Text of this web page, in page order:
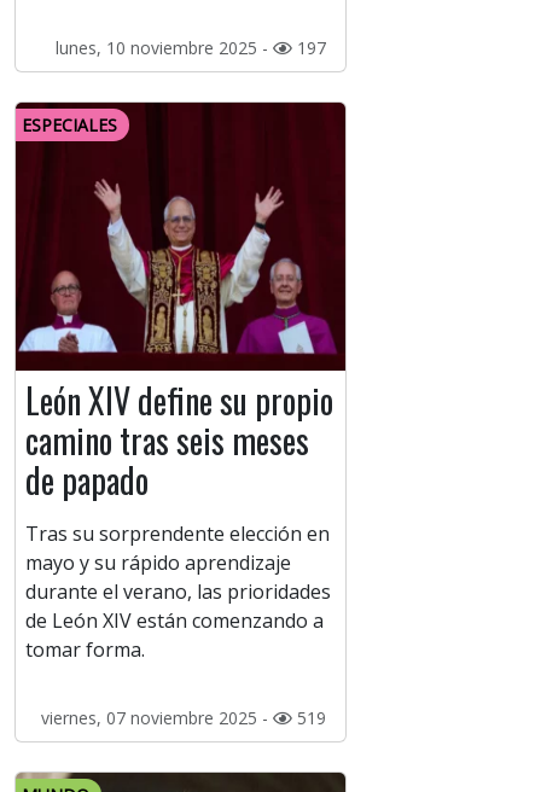
lunes, 10 noviembre 2025 - 197
ESPECIALES
León XIV define su propio
camino tras seis meses
de papado
Tras su sorprendente elección en
mayo y su rápido aprendizaje
durante el verano, las prioridades
de León XIV están comenzando a
tomar forma.
viernes, 07 noviembre 2025 - 519